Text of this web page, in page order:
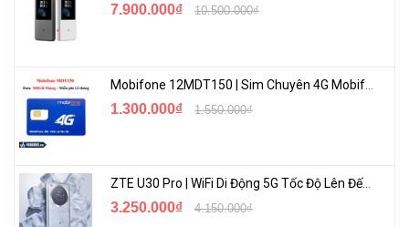
7.900.000₫ 10.500.000₫
1.300.000₫ 1.550.000₫
ZTE U30 Pro | WiFi Di Động 5G Tốc Độ Lên Đến 500Mbps, Màn Hình Cảm Ứng
3.250.000₫ 4.150.000₫